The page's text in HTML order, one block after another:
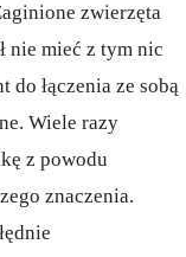
zwierzęta
nie mieć z tym nic
do łączenia ze sobą
Wiele razy
z powodu
znaczenia.